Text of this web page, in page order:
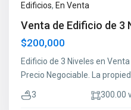
Edificios, En Venta
Venta de Edificio de 3
$200,000
Edificio de 3 Niveles en
Precio Negociable. La
3 300.00